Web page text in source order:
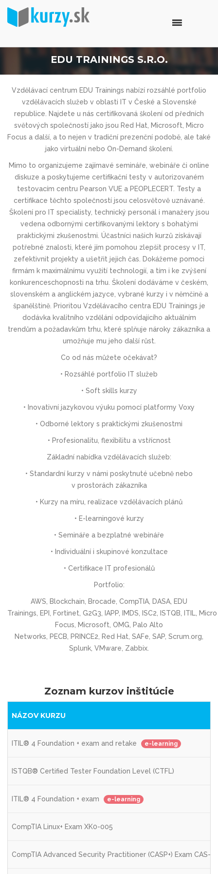
EDU TRAININGS S.R.O.
Vzdělávací centrum EDU Trainings nabízí rozsáhlé portfolio
vzdělávacích služeb v oblasti IT v České a Slovenské
republice. Najdete u nás certifikovaná školení od předních
světových společností jako jsou Red Hat, Microsoft, Micro
Focus a další , a to nejen v tradiční prezenční podobě , ale také
jako virtuálnínebo On-Demand školení.
Mimo to organizujeme zajímavé semináře, webináře či online
diskuze a poskytujeme certifikační testy v autorizovaném
testovacím centru Pearson VUE a PEOPLECERT . Testy a
certifikace těchto společností jsou celosvětově uznávané.
Školení pro IT specialisty, technický personál i manažery jsou
vedena odbornými certifikovanými lektory s bohatými
praktickými zkušenostmi. Účastníci našich kurzů získávají
potřebné znalosti, které jím pomohou zlepšit procesy v IT,
zefektivnit projekty a ušetřit jejich čas. Dokážeme pomoci
firmám k maximálnímu využití technologií, a tím i ke zvýšení
konkurenceschop­nosti na trhu. Školení dodáváme v českém,
slovenském a anglickém jazyce, vybrané kurzy i v němčině a
španělštině. Prioritou Vzdělávacího centra EDU Trainings je
dodávka kvalitního vzdělání odpovídajícího aktuálním
trendům a požadavkům trhu, které splňuje nároky zákazníka a
umožňuje mu jeho další růst.
Co od nás můžete očekávat?
• Rozsáhlé portfolio IT služeb
• Soft skills kurzy
• Inovativní jazykovou výuku pomocí platformy Voxy
• Odborné lektory s praktickými zkušenostmi
• Profesionalitu, flexibilitu a vstřícnost
Základní nabídka vzdělávacích služeb:
• Standardní kurzy v námi poskytnuté učebně nebo
v prostorách zákazníka
• Kurzy na míru, realizace vzdělávacích plánů
• E-learningové kurzy
• Semináře a bezplatné webináře
• Individuální i skupinové konzultace
• Certifikace IT profesionálů
Portfolio:
AWS, Blockchain, Brocade, CompTIA, DASA, EDU
Trainings, EPI, Fortinet, G2G3, IAPP, IMDS, ISC2, ISTQB, ITIL, Micro
Focus, Microsoft, OMG, Palo Alto
Networks, PECB, PRINCE2, Red Hat, SAFe, SAP, Scrum.org,
Splunk, VMware, Zabbix.
Zoznam kurzov inštitúcie
NÁZOV KURZU
ITIL® 4 Foundation + exam and retake e-learning
ISTQB® Certified Tester Foundation Level (CTFL)
ITIL® 4 Foundation + exam e-learning
CompTIA Linux+ Exam XK0-005
CompTIA Advanced Security Practitioner (CASP+) Exam CAS-